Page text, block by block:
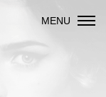
MENU